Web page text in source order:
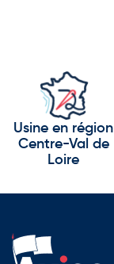
Usine en région
Centre-Val de
Loire